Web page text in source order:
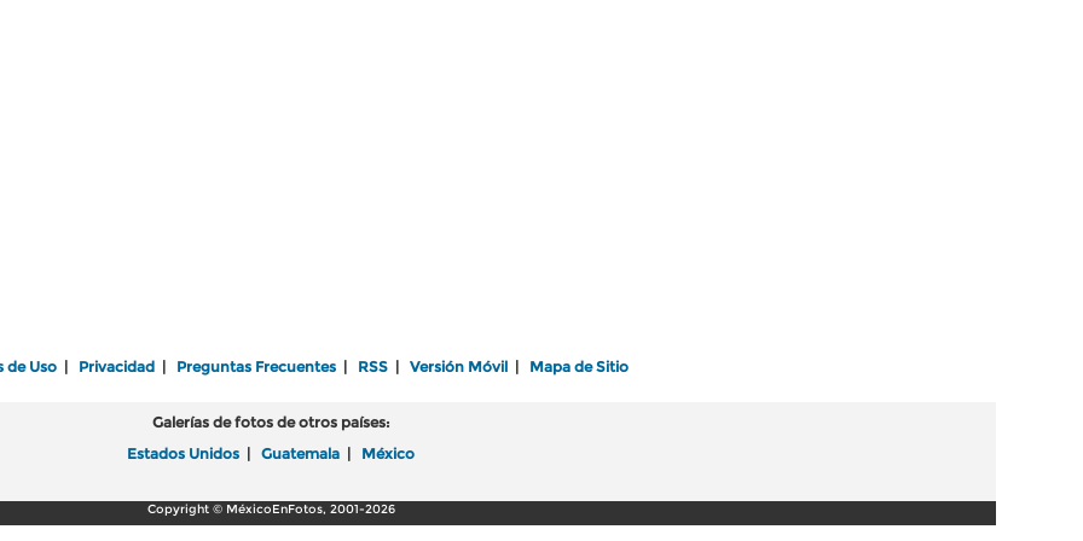
de Uso Privacidad Preguntas Frecuentes RSS Versión Móvil Mapa de Sitio
Galerías de fotos de otros países:
Estados Unidos
Guatemala México
Copyright © MéxicoEnFotos, 2001-2026